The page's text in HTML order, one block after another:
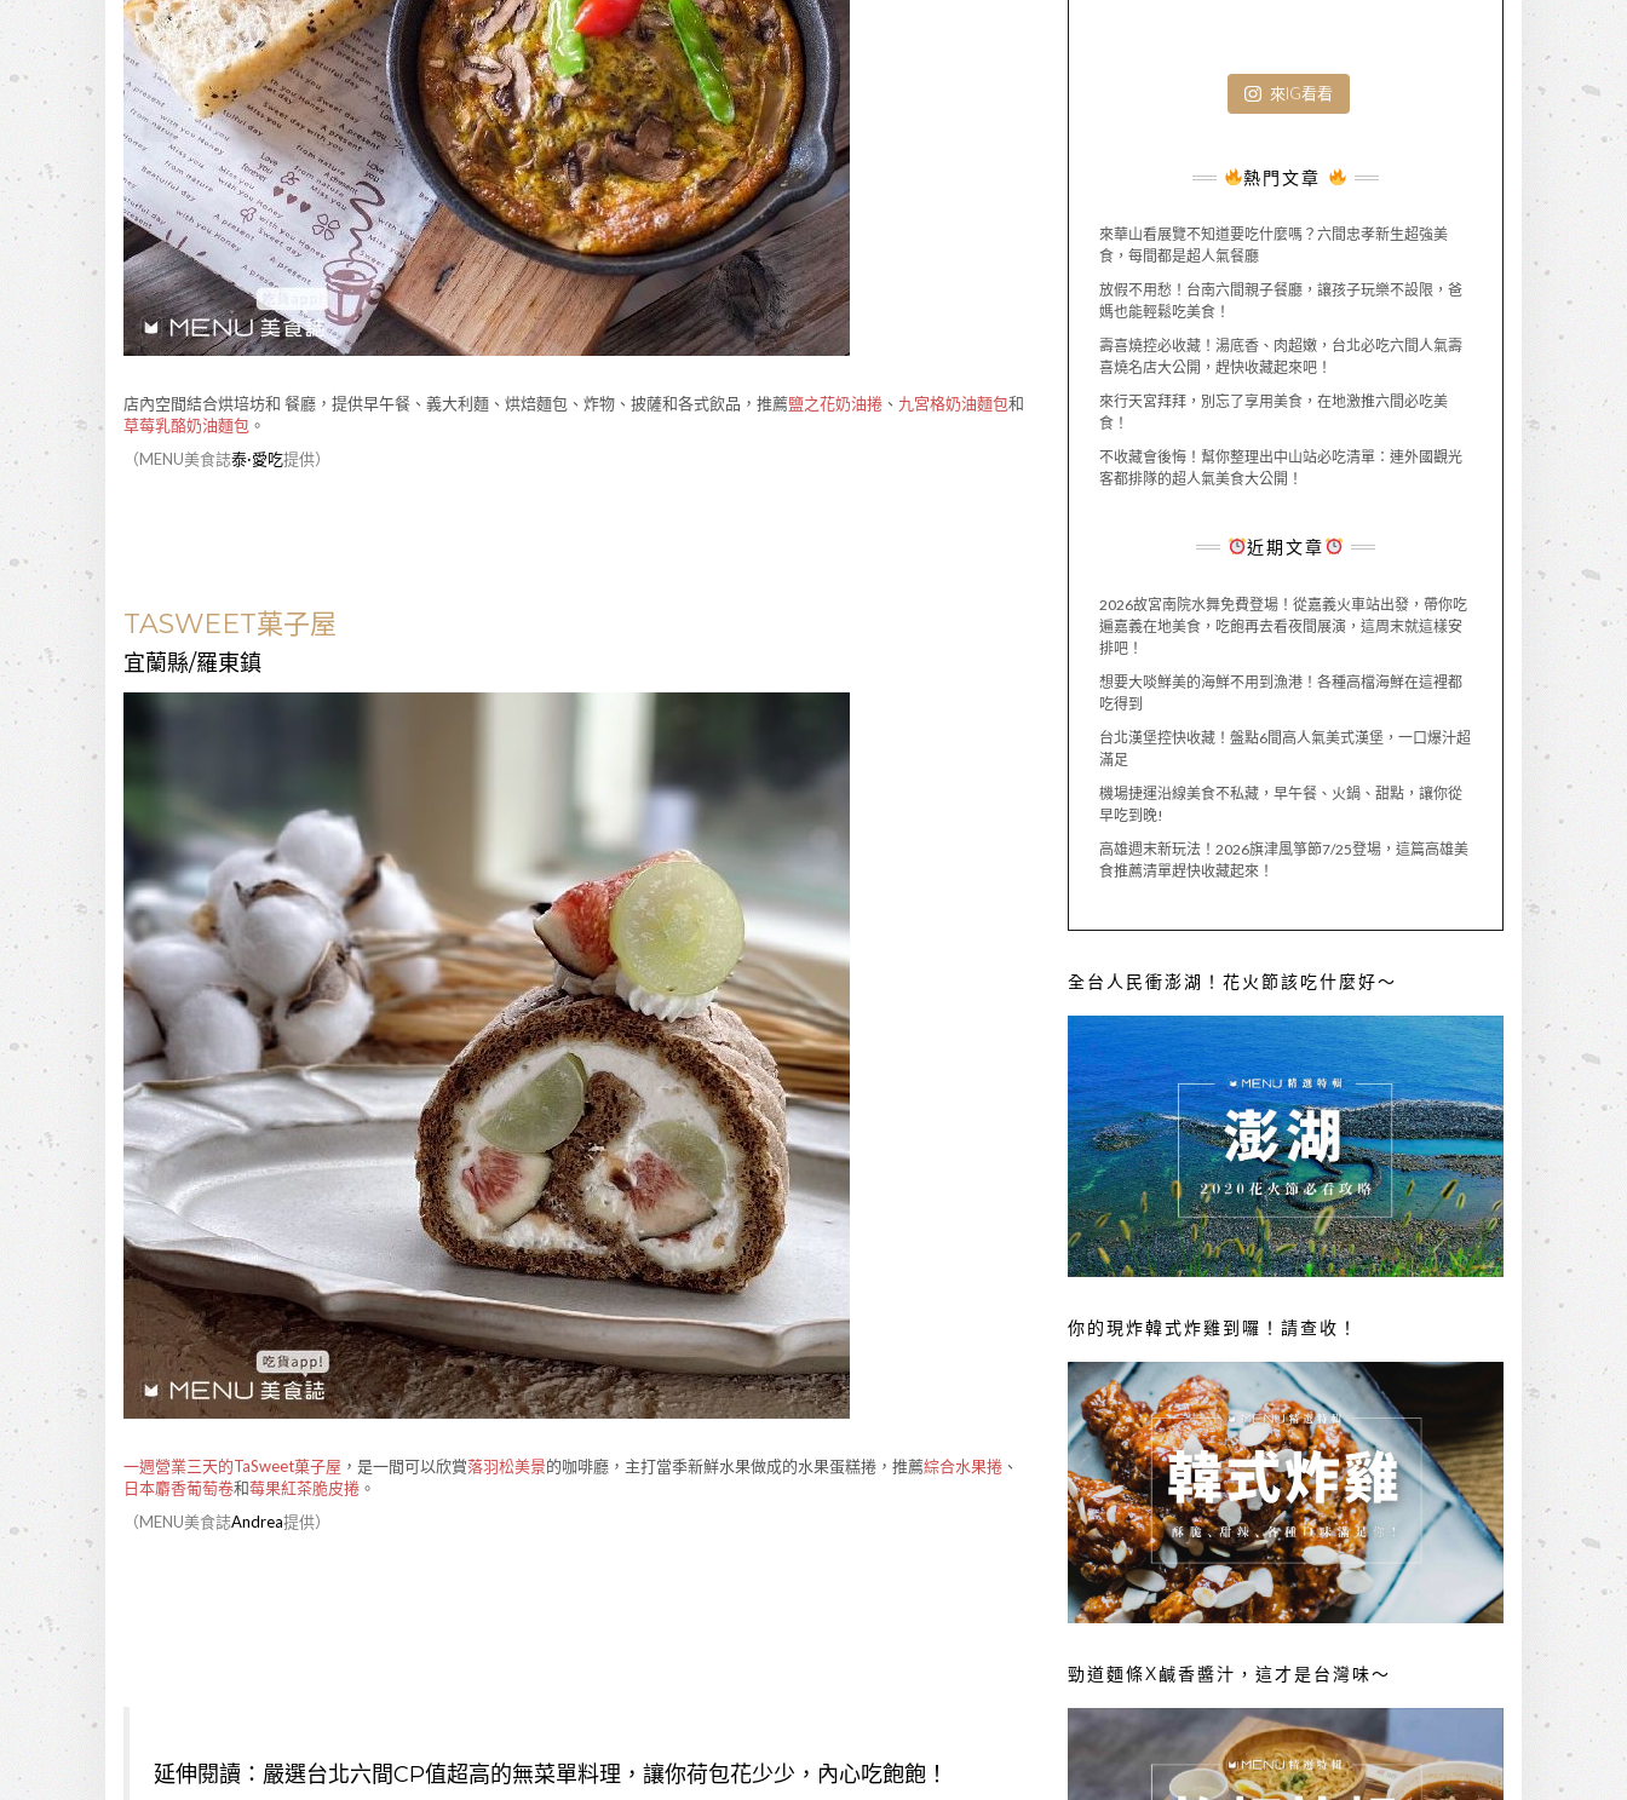
店內空間結合烘培坊和 餐廳，提供早午餐、義大利麵、烘焙麵包、炸物、披薩和各式飲品，推薦鹽之花奶油捲 、 九宮格奶油麵包和
草莓乳酪奶油麵包 。
（MENU美食誌泰·愛吃提供）
TASWEET菓子屋
宜蘭縣/羅東鎮
一週營業三天的TaSweet菓子屋 ，是一間可以欣賞落羽松美景的咖啡廳，主打當季新鮮水果做成的水果蛋糕捲，推薦綜合水果捲 、
日本麝香葡萄卷和莓果紅茶脆皮捲 。
（MENU美食誌Andrea提供）
延伸閱讀： 嚴選台北六間CP值超高的無菜單料理，讓你荷包花少少，內心吃飽飽！
來IG看看
熱門文章
來華山看展覽不知道要吃什麼嗎？六間忠孝新生超強美
食，每間都是超人氣餐廳
放假不用愁！台南六間親子餐廳，讓孩子玩樂不設限，爸
媽也能輕鬆吃美食！
壽喜燒控必收藏！湯底香、肉超嫩，台北必吃六間人氣壽
喜燒名店大公開，趕快收藏起來吧！
來行天宮拜拜，別忘了享用美食，在地激推六間必吃美
食！
不收藏會後悔！幫你整理出中山站必吃清單：連外國觀光
客都排隊的超人氣美食大公開！
近期文章
2026故宮南院水舞免費登場！從嘉義火車站出發，帶你吃
遍嘉義在地美食，吃飽再去看夜間展演，這周末就這樣安
排吧！
想要大啖鮮美的海鮮不用到漁港！各種高檔海鮮在這裡都
吃得到
台北漢堡控快收藏！盤點6間高人氣美式漢堡，一口爆汁超
滿足
機場捷運沿線美食不私藏，早午餐、火鍋、甜點，讓你從
早吃到晚!
高雄週末新玩法！2026旗津風箏節7/25登場，這篇高雄美
食推薦清單趕快收藏起來！
全台人民衝澎湖！花火節該吃什麼好～
你的現炸韓式炸雞到囉！請查收！
勁道麵條X鹹香醬汁，這才是台灣味～